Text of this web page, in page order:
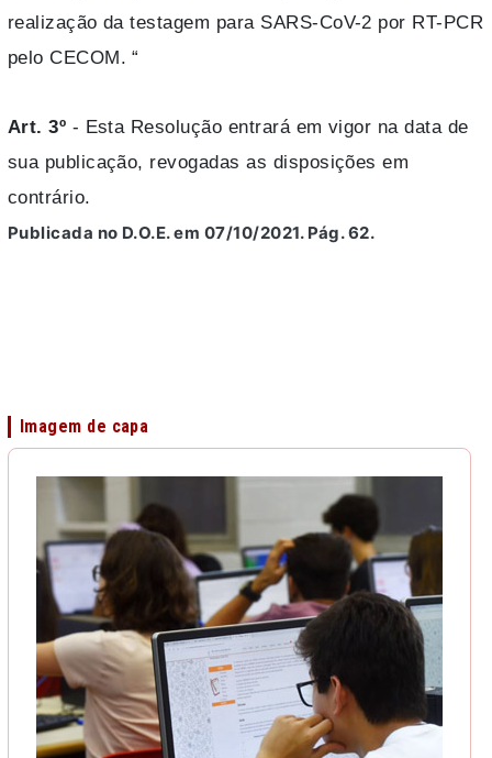
realização da testagem para SARS-CoV-2 por RT-PCR
pelo CECOM. “
Art. 3º - Esta Resolução entrará em vigor na data de
sua publicação, revogadas as disposições em
contrário.
Publicada no D.O.E. em 07/10/2021. Pág. 62.
Imagem de capa